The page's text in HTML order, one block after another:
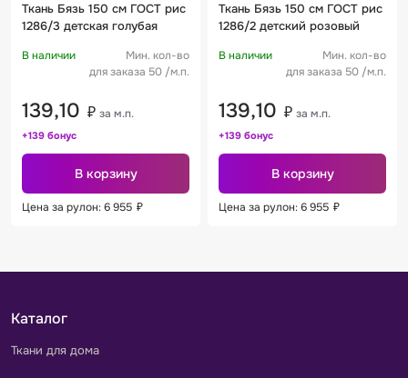
см
Ткань Бязь 150 см ГОСТ рис
1286/3 детская голубая
В наличии
Мин. кол-во
для заказа 50 /м.п.
139,10 ₽ за м.п.
+139 бонус
В корзину
Цена за рулон: 6 955 ₽
см
Ткань Бязь 150 см ГОСТ рис
1286/2 детский розовый
В наличии
Мин. кол-во
для заказа 50 /м.п.
139,10 ₽ за м.п.
+139 бонус
В корзину
Цена за рулон: 6 955 ₽
Каталог
Ткани для дома